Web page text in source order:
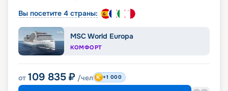
Вы посетите 4 страны:
MSC World Europa
КОМФОРТ
от 109 835 ₽ /чел +1 000